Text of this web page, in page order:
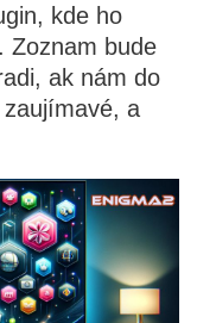
kde ho
Zoznam bude
ak nám do
a